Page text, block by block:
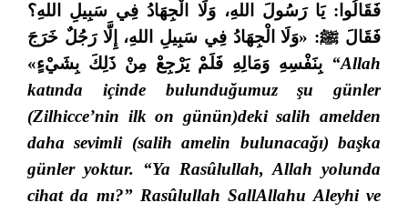
فَقَالُوا: يَا رَسُولَ اللهِ، وَلَا الْجِهَادُ فِي سَبِيلِ اللهِ؟
فَقَالَ ﷺ: «وَلَا الْجِهَادُ فِي سَبِيلِ اللهِ، إِلَّا رَجُلٌ خَرَجَ
بِنَفْسِهِ وَمَالِهِ فَلَمْ يَرْجِعْ مِنْ ذَلِكَ بِشَيْءٍ» “Allah
katında içinde bulunduğumuz şu günler
(Zilhicce’nin ilk on günün)deki salih amelden
daha sevimli (salih amelin bulunacağı) başka
günler yoktur. “Ya Rasûlullah, Allah yolunda
cihat da mı?” Rasûlullah SallAllahu Aleyhi ve